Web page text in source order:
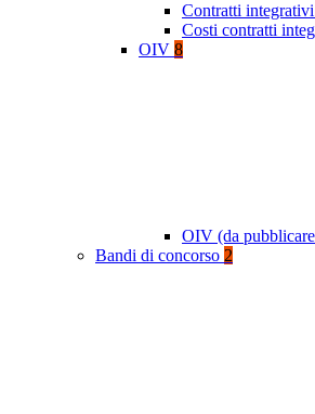
Contratti integrativi
Costi contratti
OIV 8
OIV (da
Bandi di concorso 2